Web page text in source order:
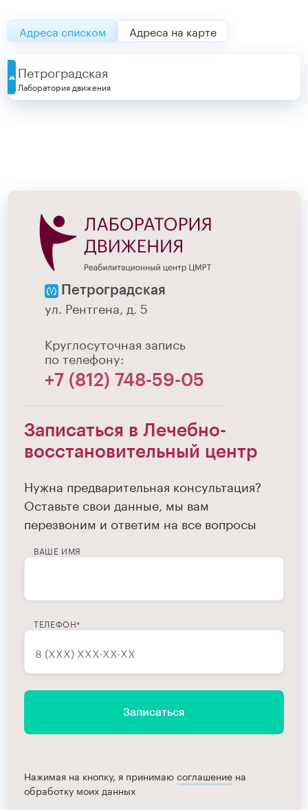
Адреса списком Адреса на карте
Петроградская
Лаборатория движения
Петроградская
ул. Рентгена, д. 5
Круглосуточная запись
по телефону:
+7 (812) 748-59-05
Записаться в Лечебно-
восстановительный центр
Нужна предварительная консультация?
Оставьте свои данные, мы вам
перезвоним и ответим на все вопросы
ВАШЕ ИМЯ
ТЕЛЕФОН
Записаться
Нажимая на кнопку, я принимаюсоглашение на
обработку моих данных